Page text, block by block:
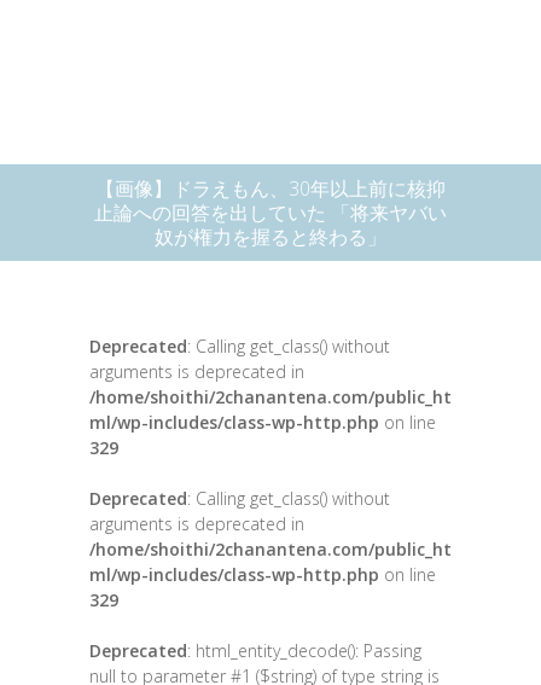
【画像】ドラえもん、30年以上前に核抑
止論への回答を出していた 「将来ヤバい
奴が権力を握ると終わる」
Deprecated: Calling get_class() without
arguments is deprecated in
/home/shoithi/2chanantena.com/public_ht
ml/wp-includes/class-wp-http.php on line
329
Deprecated: Calling get_class() without
arguments is deprecated in
/home/shoithi/2chanantena.com/public_ht
ml/wp-includes/class-wp-http.php on line
329
Deprecated: html_entity_decode(): Passing
null to parameter #1 ($string) of type string is